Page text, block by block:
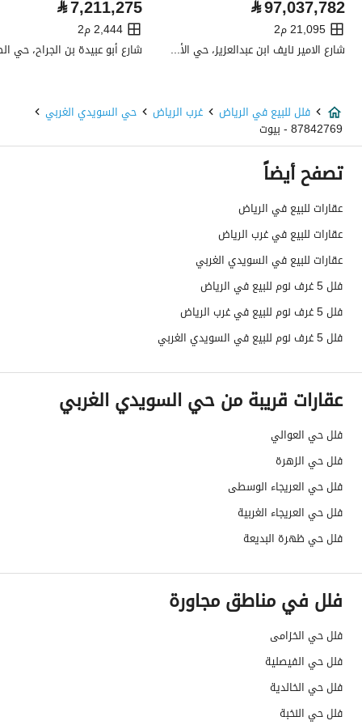
صرف صحي
هاتف
نعم
تفاصيل اضافية
عمر العقار
عرض الشارع
رقم المخطط
1638/ج
رقم صك الملكية
7969955130200000
واجهة العقار
شمالية
الضمانات والمدة
-
قنوات الاعلان
هل يوجد اي التزام على
العقار ؟
مطابقة لكود البناء
العقار مرهون
لا
العقار مقيد
رقم الأرض
ملاحظات
⃁97,037,782
21,095 م2
شارع الامير نايف ابن عبدالعزيز، حي الأمواج، شمال جدة، جدة
⃁7,211,275
2,444 م2
فلل للبيع في الرياض غرب الرياض حي السويدي الغربي
87842769 - بيوت
تصفح أيضاً
عقارات للبيع في الرياض
عقارات للبيع في غرب الرياض
عقارات للبيع في السويدي الغربي
فلل 5 غرف نوم للبيع في الرياض
فلل 5 غرف نوم للبيع في غرب الرياض
فلل 5 غرف نوم للبيع في السويدي الغربي
عقارات قريبة من حي السويدي الغربي
فلل حي العوالي
فلل حي الزهرة
فلل حي العريجاء الوسطى
فلل حي العريجاء الغربية
فلل حي ظهرة البديعة
فلل في مناطق مجاورة
فلل حي الخزامى
فلل حي الفيصلية
فلل حي الخالدية
فلل حي النخبة